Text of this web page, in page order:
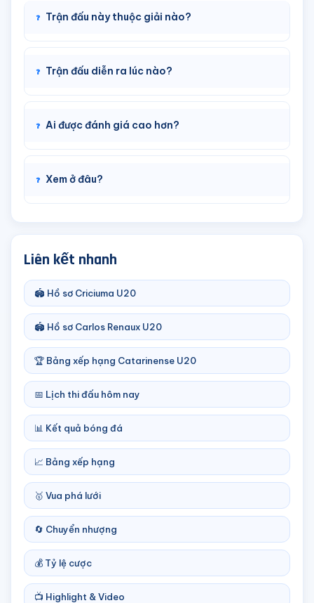
Trận đấu này thuộc giải nào?
Trận đấu diễn ra lúc nào?
Ai được đánh giá cao hơn?
Xem ở đâu?
Liên kết nhanh
🏟️ Hồ sơ Criciuma U20
🏟️ Hồ sơ Carlos Renaux U20
🏆 Bảng xếp hạng Catarinense U20
📅 Lịch thi đấu hôm nay
📊 Kết quả bóng đá
📈 Bảng xếp hạng
🥇 Vua phá lưới
🔄 Chuyển nhượng
💰 Tỷ lệ cược
📺 Highlight & Video